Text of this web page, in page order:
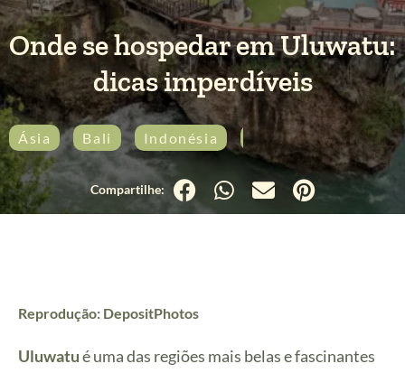
Onde se hospedar em Uluwatu:
dicas imperdíveis
Ásia Bali Indonésia Mundo
Reprodução: DepositPhotos
Uluwatué uma das regiões mais belas e fascinantes